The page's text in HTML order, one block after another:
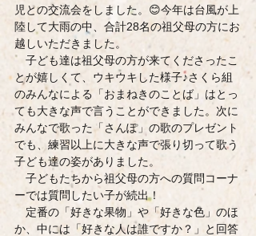
児との交流会をしました。😊今年は台風が上
陸して大雨の中、合計28名の祖父母の方にお
越しいただきました。
子ども達は祖父母の方が来てくださったこ
とが嬉しくて、ウキウキした様子♪さくら組
のみんなによる「おまねきのことば」はとっ
ても大きな声で言うことができました。次に
みんなで歌った「さんぽ」の歌のプレゼント
でも、練習以上に大きな声で張り切って歌う
子ども達の姿がありました。
子どもたちから祖父母の方への質問コーナ
ーでは質問したい子が続出！
定番の「好きな果物」や「好きな色」のほ
か、中には「好きな人は誰ですか？」と回答